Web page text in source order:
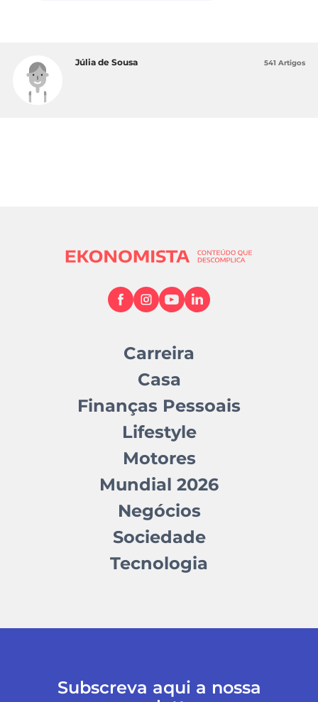
Júlia de Sousa 541 Artigos
Carreira
Casa
Finanças Pessoais
Lifestyle
Motores
Mundial 2026
Negócios
Sociedade
Tecnologia
Subscreva aqui a nossa